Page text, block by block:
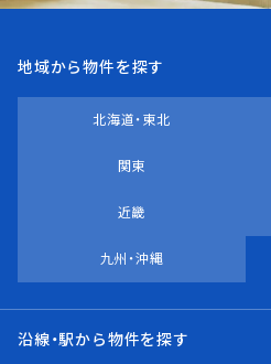
地域から物件を探す
北海道・東北
関東
近畿
九州・沖縄
沿線・駅から物件を探す